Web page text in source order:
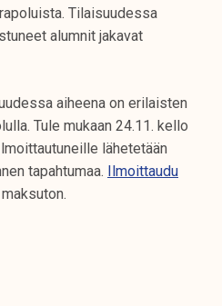
Tilaisuudessa
alumnit jakavat
aiheena on erilaisten
Tule mukaan 24.11. kello
lähetetään
tapahtumaa. Ilmoittaudu